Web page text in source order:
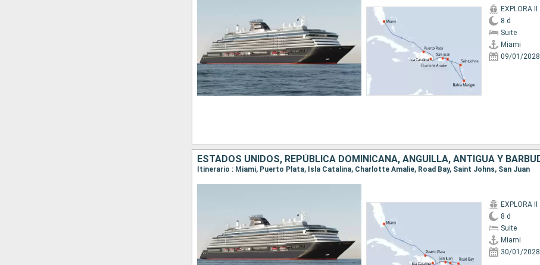
EXPLORA II
8 d
Suite
Miami
09/01/2028
Itinerario : Miami, Puerto Plata, Isla Catalina, Charlotte Amalie, Road Bay, Saint Johns, San Juan
EXPLORA II
8 d
Suite
Miami
30/01/2028